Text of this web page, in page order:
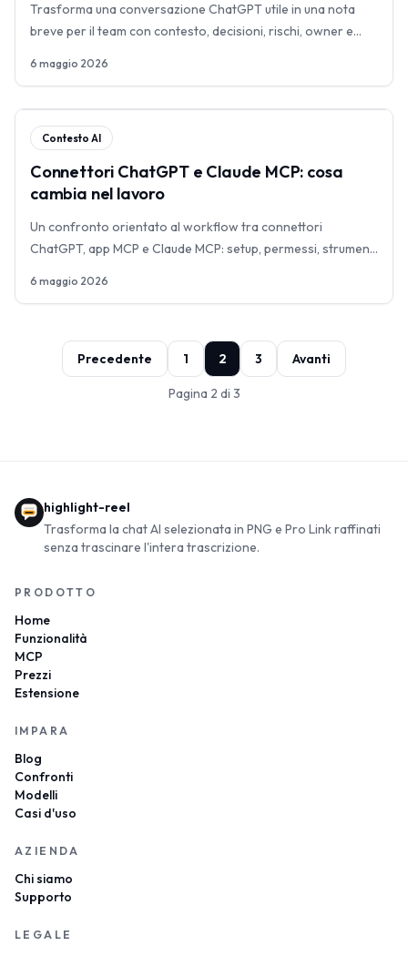
Trasforma una conversazione ChatGPT utile in una nota
breve per il team con contesto, decisioni, rischi, owner e
6 maggio 2026
Contesto AI
Connettori ChatGPT e Claude MCP: cosa
cambia nel lavoro
Un confronto orientato al workflow tra connettori
ChatGPT, app MCP e Claude MCP: setup, permessi, strumenti
6 maggio 2026
Precedente 1 2 3 Avanti
Pagina 2 di 3
highlight-reel
Trasforma la chat AI selezionata in PNG e Pro Link raffinati
senza trascinare l'intera trascrizione.
PRODOTTO
Home
Funzionalità
MCP
Prezzi
Estensione
IMPARA
Blog
Confronti
Modelli
Casi d'uso
AZIENDA
Chi siamo
Supporto
LEGALE